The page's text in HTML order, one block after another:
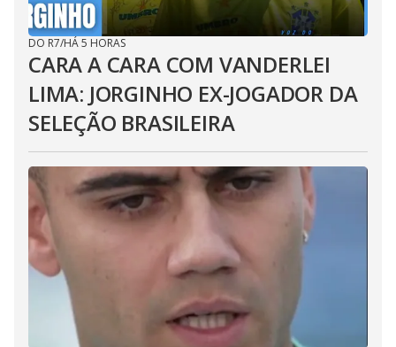
DO R7/HÁ 5 HORAS
CARA A CARA COM VANDERLEI
LIMA: JORGINHO EX-JOGADOR DA
SELEÇÃO BRASILEIRA